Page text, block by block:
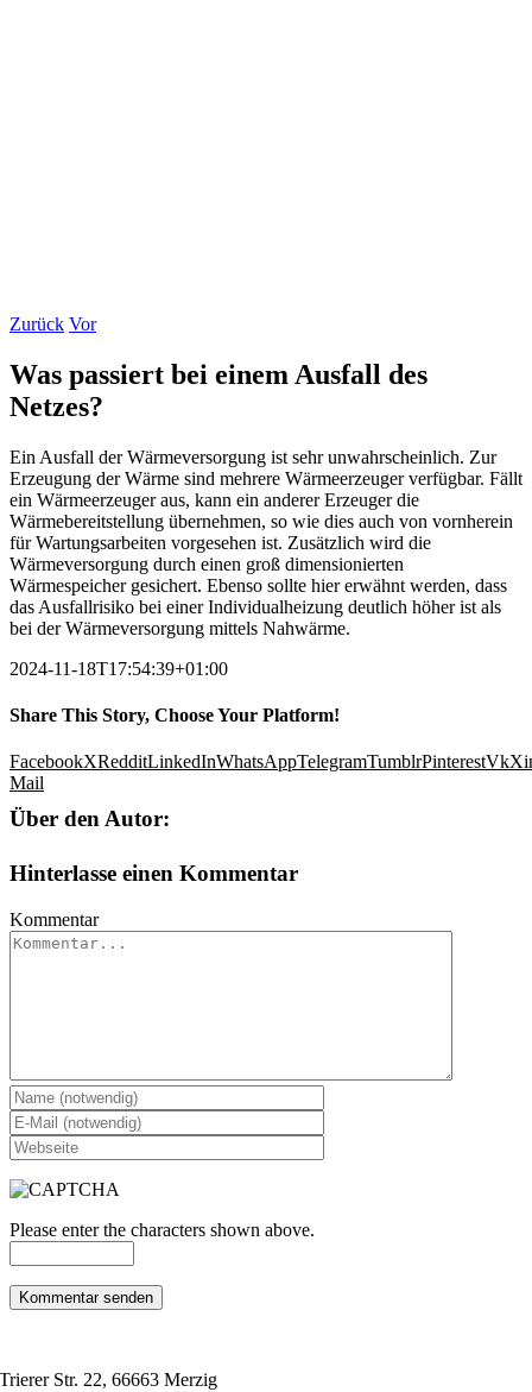
Zurück Vor
Was passiert bei einem Ausfall des
Netzes?
Ein Ausfall der Wärmeversorgung ist sehr unwahrscheinlich. Zur
Erzeugung der Wärme sind mehrere Wärmeerzeuger verfügbar. Fällt
ein Wärmeerzeuger aus, kann ein anderer Erzeuger die
Wärmebereitstellung übernehmen, so wie dies auch von vornherein
für Wartungsarbeiten vorgesehen ist. Zusätzlich wird die
Wärmeversorgung durch einen groß dimensionierten
Wärmespeicher gesichert. Ebenso sollte hier erwähnt werden, dass
das Ausfallrisiko bei einer Individualheizung deutlich höher ist als
bei der Wärmeversorgung mittels Nahwärme.
2024-11-18T17:54:39+01:00
Share This Story, Choose Your Platform!
FacebookXRedditLinkedInWhatsAppTelegramTumblrPinterestVk
Mail
Über den Autor:
Hinterlasse einen Kommentar
Kommentar
Please enter the characters shown above.
Trierer Str. 22, 66663 Merzig